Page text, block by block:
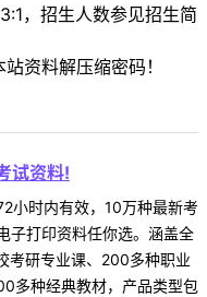
，招生人数参见招生简
资料解压缩密码！
试资料!
小时内有效，10万种最新考
子打印资料任你选。涵盖全
考研专业课、200多种职业
多种经典教材，产品类型包